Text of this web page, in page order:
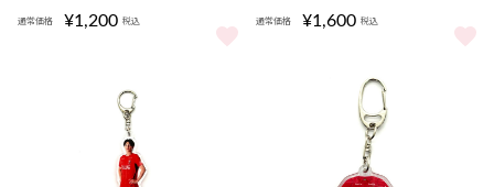
通常価格 ¥1,200 税込
26-27ユニ型クッションキーホルダー(1st/GK) をもっと見る
通常価格 ¥1,600 税込
26-27ラバーユニフォーム型カ